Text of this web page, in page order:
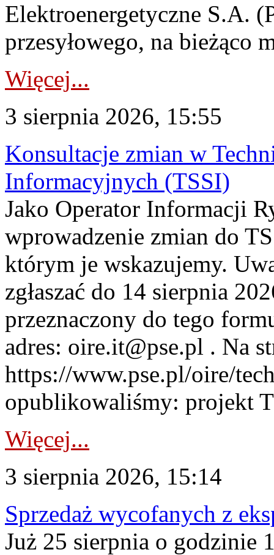
Elektroenergetyczne S.A.
przesyłowego, na bieżąco
Więcej...
3 sierpnia 2026, 15:55
Konsultacje zmian w
Informacyjnych (TSSI)
Jako Operator Informacji
wprowadzenie zmian do
którym je wskazujemy.
zgłaszać do 14 sierpnia
przeznaczony do tego
adres: oire.it@pse.pl . Na
https://www.pse.pl/oire/
opublikowaliśmy: projekt
Więcej...
3 sierpnia 2026, 15:14
Sprzedaż wycofanych z
Już 25 sierpnia o godzinie